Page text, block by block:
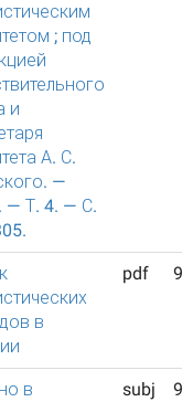
; под
и
А. С.
—
— Т. 4. — С.
в
pdf
в
subj 9